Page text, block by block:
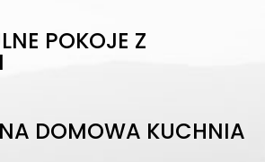
POKOJE Z
DOMOWA KUCHNIA